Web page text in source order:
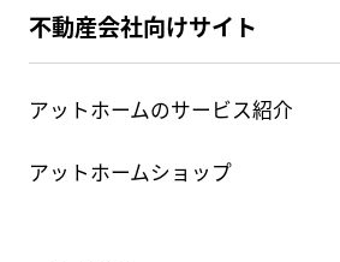
不動産会社向けサイト
アットホームのサービス紹介
アットホームショップ